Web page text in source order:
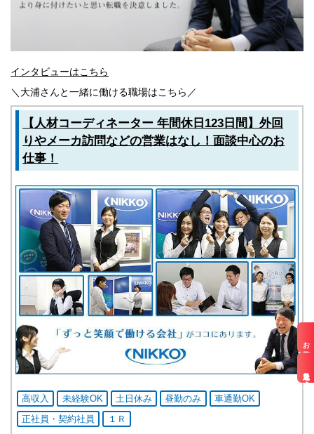
栃木県
神奈川県
東北エリア
青森県
岩手県
秋田県
宮城県
山形県
福島県
北海道エリア
甲信越・北陸エリア
新潟県
富山県
石川県
福井県
長野県
山梨県
中国エリア
鳥取県
島根県
岡山県
広島県
徳島県
香川県
愛媛県
お仕事検索
最近見た求人
インタビューはこちら
＼大浦さんと一緒に働ける職場はこちら／
【人材コーディネーター 年間休日123日間】外回
りやメーカ訪問などの営業はなし！面談中心のお
仕事！
高収入 未経験OK 土日休み 昼勤のみ
車通勤OK
正社員・契約社員
１Ｒ